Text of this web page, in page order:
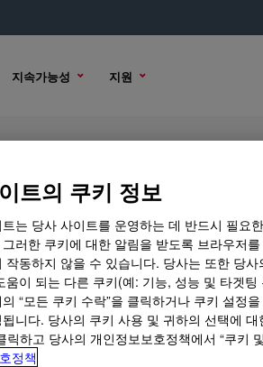
지속가능성 지원
구매 옵션
트의 쿠키 정보
는 당사 사이트를 운영하는 데 반드시 필요
러한 쿠키에 대한 알림을 받도록 브라우저
작동하지 않을 수 있습니다. 당사는 또한 당
움이 되는 다른 쿠키(예: 기능, 성능 및 타겟
“모든 쿠키 수락”을 클릭하거나 쿠키 설정
니다. 당사의 쿠키 사용 및 귀하의 선택에
릭하고 당사의 개인정보보호정책에서 “쿠키
정책